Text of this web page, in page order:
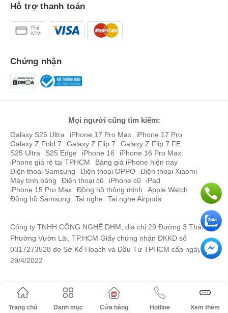
Trang chủ Danh mục Cửa hàng Hotline Xem thêm
Hỗ trợ thanh toán
Chứng nhận
Mọi người cũng tìm kiếm:
Galaxy S26 Ultra iPhone 17 Pro Max
iPhone 17 Pro
Galaxy Z Fold 7
Galaxy Z Flip 7
Galaxy Z Flip 7 FE
S25 Ultra
S25 Edge iPhone 16
iPhone 16 Pro Max
iPhone giá rẻ tại TPHCM
Bảng giá iPhone hiện nay
Điện thoại Samsung
Điện thoại OPPO
Điện thoại Xiaomi
Máy tính bảng
Điện thoại cũ iPhone cũ
iPad
iPhone 15 Pro Max
Đồng hồ thông minh
Apple Watch
Đồng hồ Samsung
Tai nghe Tai nghe Airpods
Công ty TNHH CÔNG NGHỆ DHM, địa chỉ 29 Đường 3 Tháng 2,
Phường Vườn Lài, TP.HCM Giấy chứng nhận ĐKKD số
0317273528 do Sở Kế Hoạch và Đầu Tư TPHCM cấp ngày
29/4/2022